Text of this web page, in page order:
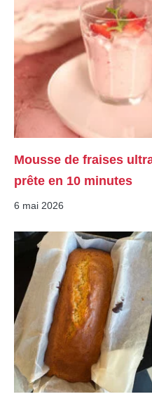
Mousse de fraises
prête en 10 minutes
6 mai 2026